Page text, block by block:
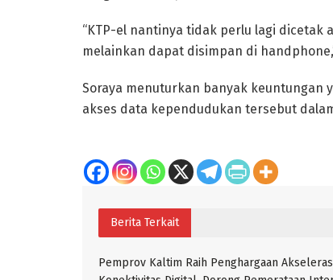
“KTP-el nantinya tidak perlu lagi
melainkan dapat disimpan di
Soraya menuturkan banyak keuntungan
akses data kependudukan tersebut
Berita Terkait
Pemprov Kaltim Raih Penghargaan